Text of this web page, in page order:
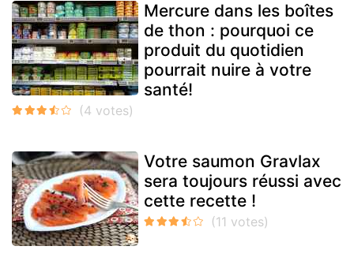
Mercure dans les boîtes
de thon : pourquoi ce
produit du quotidien
pourrait nuire à votre
santé!
Votre saumon Gravlax
sera toujours réussi avec
cette recette !